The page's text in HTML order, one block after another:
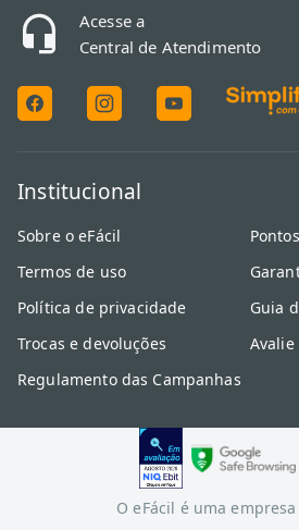
Acesse a
Central de Atendimento
Institucional
Sobre o eFácil
Termos de uso
Política de privacidade
Trocas e devoluções
Regulamento das Campanhas
Guia
Avalie
O eFácil é uma